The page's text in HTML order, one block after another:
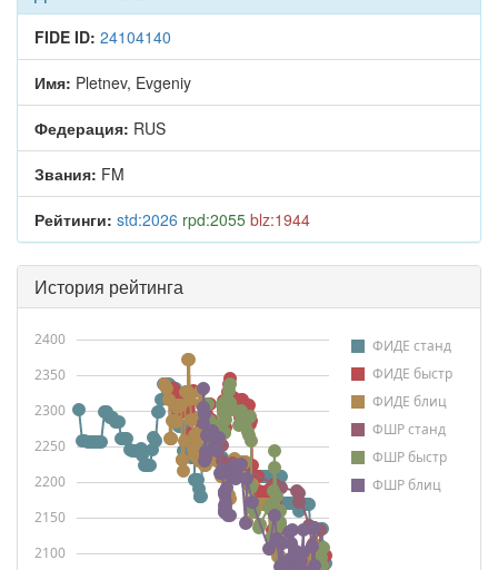
FIDE ID: 24104140
Имя: Pletnev, Evgeniy
Федерация: RUS
Звания: FM
Рейтинги: std:2026 rpd:2055 blz:1944
История рейтинга
ФИДЕ станд
ФИДЕ быстр
ФИДЕ блиц
ФШР станд
ФШР быстр
ФШР блиц
2100
2150
2200
2250
2300
2350
2400